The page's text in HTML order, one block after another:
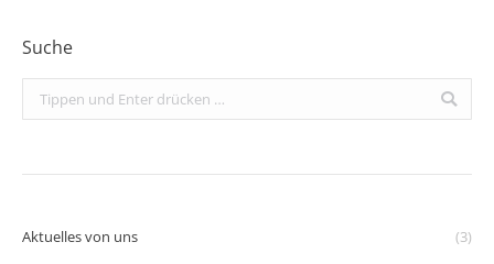
Suche
Search:
Aktuelles von uns
(3)